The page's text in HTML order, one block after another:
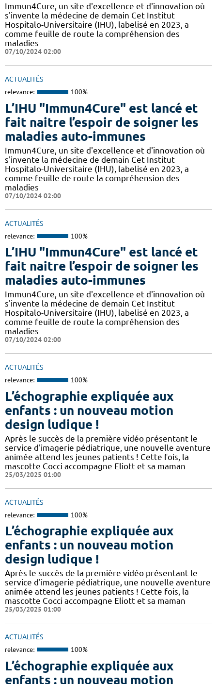
Immun4Cure, un site d'excellence et d'innovation où
s'invente la médecine de demain Cet Institut
Hospitalo-Universitaire (IHU), labelisé en 2023, a
comme feuille de route la compréhension des
maladies
07/10/2024 02:00
ACTUALITÉS
relevance: 100%
L’IHU "Immun4Cure" est lancé et
fait naitre l’espoir de soigner les
maladies auto-immunes
Immun4Cure, un site d'excellence et d'innovation où
s'invente la médecine de demain Cet Institut
Hospitalo-Universitaire (IHU), labelisé en 2023, a
comme feuille de route la compréhension des
maladies
07/10/2024 02:00
ACTUALITÉS
relevance: 100%
L’IHU "Immun4Cure" est lancé et
fait naitre l’espoir de soigner les
maladies auto-immunes
Immun4Cure, un site d'excellence et d'innovation où
s'invente la médecine de demain Cet Institut
Hospitalo-Universitaire (IHU), labelisé en 2023, a
comme feuille de route la compréhension des
maladies
07/10/2024 02:00
ACTUALITÉS
relevance: 100%
L’échographie expliquée aux
enfants : un nouveau motion
design ludique !
Après le succès de la première vidéo présentant le
service d'imagerie pédiatrique, une nouvelle aventure
animée attend les jeunes patients ! Cette fois, la
mascotte Cocci accompagne Eliott et sa maman
25/03/2025 01:00
ACTUALITÉS
relevance: 100%
L’échographie expliquée aux
enfants : un nouveau motion
design ludique !
Après le succès de la première vidéo présentant le
service d'imagerie pédiatrique, une nouvelle aventure
animée attend les jeunes patients ! Cette fois, la
mascotte Cocci accompagne Eliott et sa maman
25/03/2025 01:00
ACTUALITÉS
relevance: 100%
L’échographie expliquée aux
enfants : un nouveau motion